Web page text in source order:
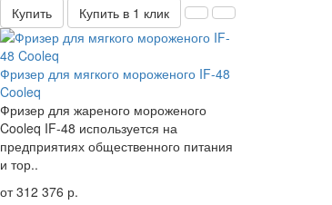
Купить
Купить в 1 клик
Фризер для мягкого мороженого IF-48
Cooleq
Фризер для жареного мороженого
Cooleq IF-48 используется на
предприятиях общественного питания
и тор..
от 312 376 р.